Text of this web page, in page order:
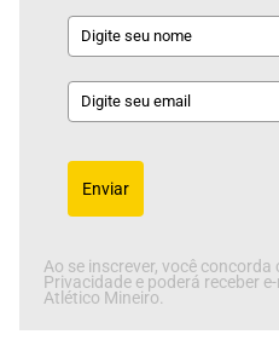
Enviar
Ao se inscrever, você
Privacidade e poderá receber
Atlético Mineiro.